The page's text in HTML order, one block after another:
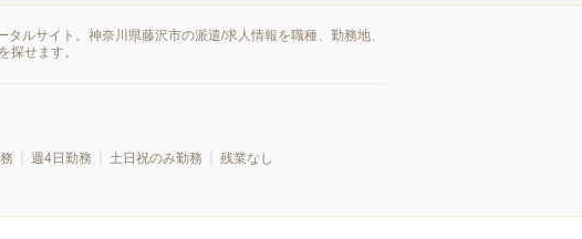
ルサイト。神奈川県藤沢市の派遣/求人情報を職種、勤務地、
せます。
週4日勤務 土日祝のみ勤務
残業なし